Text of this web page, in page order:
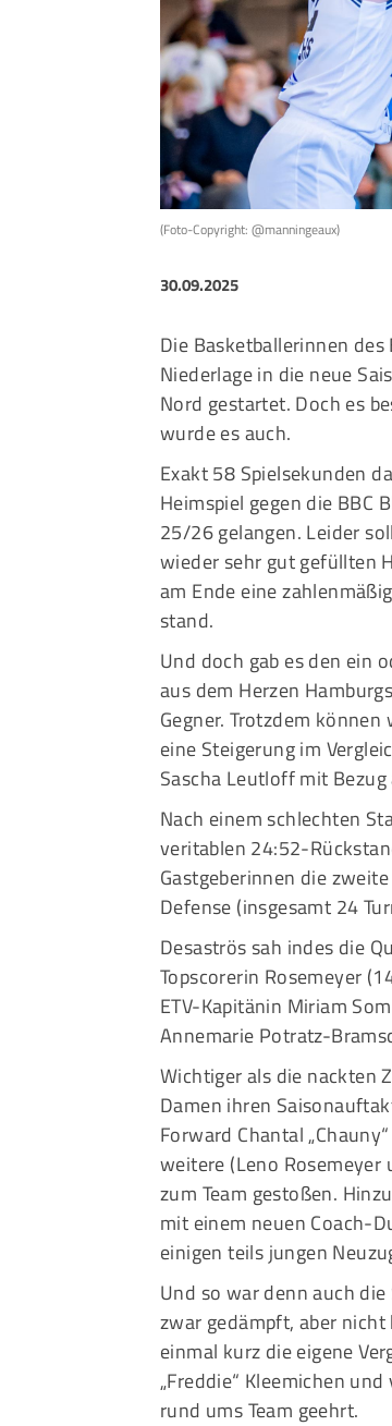
(Foto-Copyright: @manningeaux)
30.09.2025
Die Basketballerinnen
Niederlage in die neue
Nord gestartet. Doch es
wurde es auch.
Exakt 58 Spielsekunden
Heimspiel gegen die BBC
25/26 gelangen. Leider
wieder sehr gut gefüllten
am Ende eine
stand.
Und doch gab es den ein
aus dem Herzen
Gegner. Trotzdem
eine Steigerung im
Sascha Leutloff mit
Nach einem schlechten
veritablen 24:52-
Gastgeberinnen die
Defense (insgesamt 24
Desaströs sah indes die
Topscorerin Rosemeyer
ETV-Kapitänin Miriam
Annemarie Potratz-
Wichtiger als die nackten
Damen ihren
Forward Chantal
weitere (Leno Rosemeyer
zum Team gestoßen.
mit einem neuen Coach-
einigen teils jungen
Und so war denn auch
zwar gedämpft, aber
einmal kurz die eigene
„Freddie“ Kleemichen
rund ums Team geehrt.
Unser Sportangebot
Sportsuche
Ausfälle und
Deutsches